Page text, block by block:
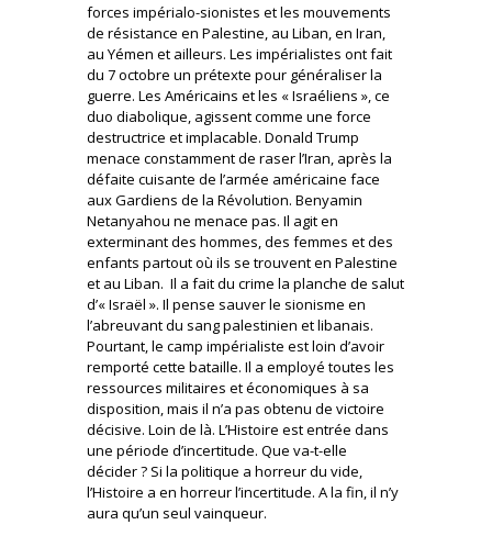
forces impérialo-sionistes et les mouvements
de résistance en Palestine, au Liban, en Iran,
au Yémen et ailleurs. Les impérialistes ont fait
du 7 octobre un prétexte pour généraliser la
guerre. Les Américains et les « Israéliens », ce
duo diabolique, agissent comme une force
destructrice et implacable. Donald Trump
menace constamment de raser l’Iran, après la
défaite cuisante de l’armée américaine face
aux Gardiens de la Révolution. Benyamin
Netanyahou ne menace pas. Il agit en
exterminant des hommes, des femmes et des
enfants partout où ils se trouvent en Palestine
et au Liban. Il a fait du crime la planche de salut
d’« Israël ». Il pense sauver le sionisme en
l’abreuvant du sang palestinien et libanais.
Pourtant, le camp impérialiste est loin d’avoir
remporté cette bataille. Il a employé toutes les
ressources militaires et économiques à sa
disposition, mais il n’a pas obtenu de victoire
décisive. Loin de là. L’Histoire est entrée dans
une période d’incertitude. Que va-t-elle
décider ? Si la politique a horreur du vide,
l’Histoire a en horreur l’incertitude. A la fin, il n’y
aura qu’un seul vainqueur.